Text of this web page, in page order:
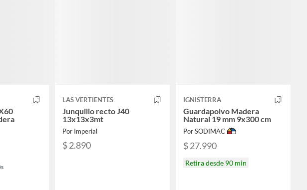
LAS VERTIENTES
Junquillo recto J40
13x13x3mt
Por Imperial
$ 2.890
IGNISTERRA
Guardapolvo Madera
Natural 19 mm 9x300 cm
Por SODIMAC
$ 27.990
Retira desde 90 min